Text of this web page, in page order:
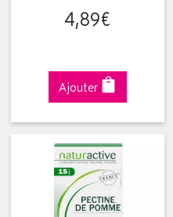
4,89€
Ajouter